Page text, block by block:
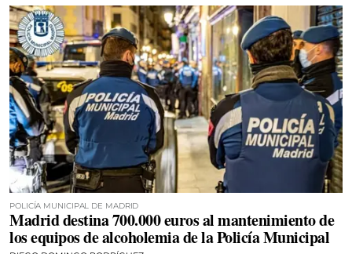
POLICÍA MUNICIPAL DE MADRID
Madrid destina 700.000 euros al mantenimiento de
los equipos de alcoholemia de la Policía Municipal